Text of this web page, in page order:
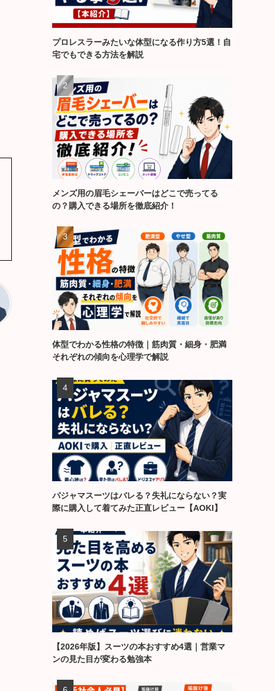
プロレスラーみたいな体型になる作り方5選！自
宅でもできる方法を解説
メンズ用の眉毛シェーバーはどこで売ってる
の？購入できる場所を徹底紹介！
体型でわかる性格の特徴｜筋肉質・細身・肥満
それぞれの傾向を心理学で解説
パジャマスーツはバレる？失礼にならない？実
際に購入して着てみた正直レビュー【AOKI】
【2026年版】スーツの本おすすめ4選｜営業マ
ンの見た目が変わる勉強本